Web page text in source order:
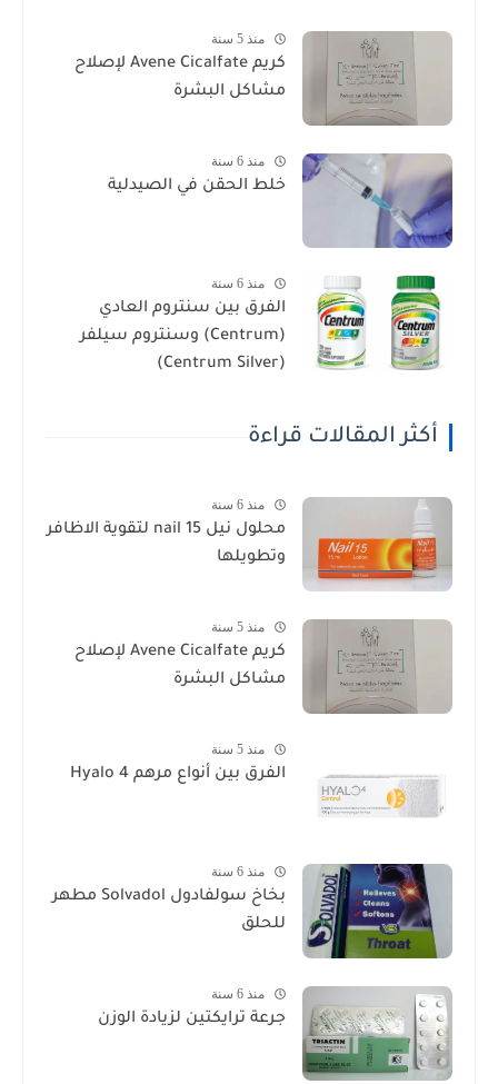
منذ 5 سنة
كريم Avene Cicalfate لإصلاح
مشاكل البشرة
منذ 6 سنة
خلط الحقن في الصيدلية
منذ 6 سنة
الفرق بين سنتروم العادي
(Centrum) وسنتروم سيلفر
(Centrum Silver)
أكثر المقالات قراءة
منذ 6 سنة
محلول نيل nail 15 لتقوية الاظافر
وتطويلها
منذ 5 سنة
كريم Avene Cicalfate لإصلاح
مشاكل البشرة
منذ 5 سنة
الفرق بين أنواع مرهم Hyalo 4
منذ 6 سنة
بخاخ سولفادول Solvadol مطهر
للحلق
منذ 6 سنة
جرعة ترايكتين لزيادة الوزن